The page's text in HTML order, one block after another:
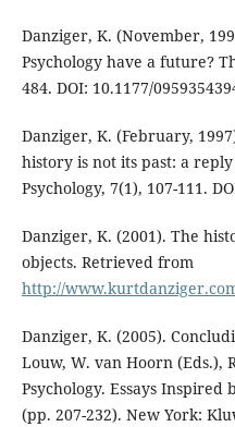
Danziger, K. (November,
Psychology have a future?
484. DOI: 10.1177/
Danziger, K. (February,
history is not its past: a
Psychology, 7(1), 107-111.
Danziger, K. (2001). The
objects. Retrieved from
http://
Danziger, K. (2005).
Louw, W. van Hoorn (Eds.),
Psychology. Essays
(pp. 207-232). New York: